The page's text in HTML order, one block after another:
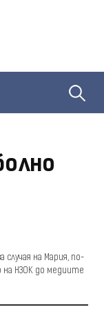
Търсене
на Мария, по-
на НЗОК до медиите